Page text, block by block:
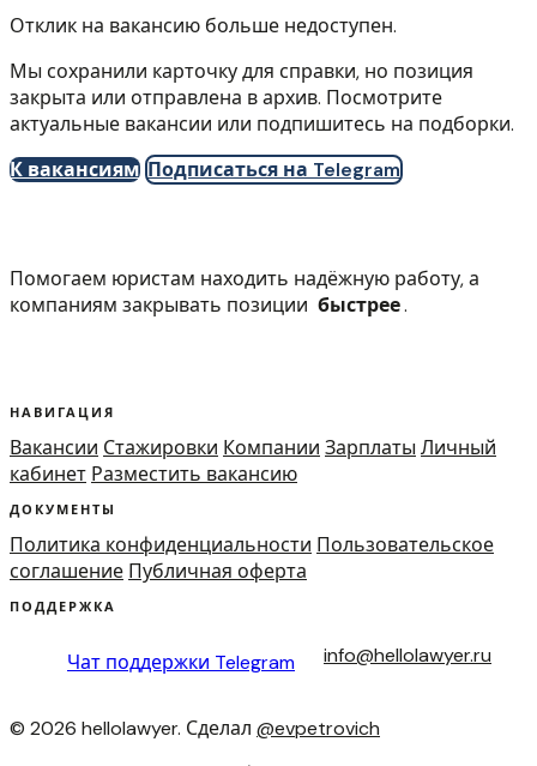
Отклик на вакансию больше недоступен.
Мы сохранили карточку для справки, но позиция
закрыта или отправлена в архив. Посмотрите
актуальные вакансии или подпишитесь на подборки.
К вакансиям Подписаться на Telegram
Помогаем юристам находить надёжную работу, а
компаниям закрывать позиции быстрее.
НАВИГАЦИЯ
Вакансии Стажировки Компании Зарплаты Личный
кабинет Разместить вакансию
ДОКУМЕНТЫ
Политика конфиденциальности Пользовательское
соглашение Публичная оферта
ПОДДЕРЖКА
Чат поддержки Telegram info@hellolawyer.ru
© 2026 hellolawyer. Сделал @evpetrovich